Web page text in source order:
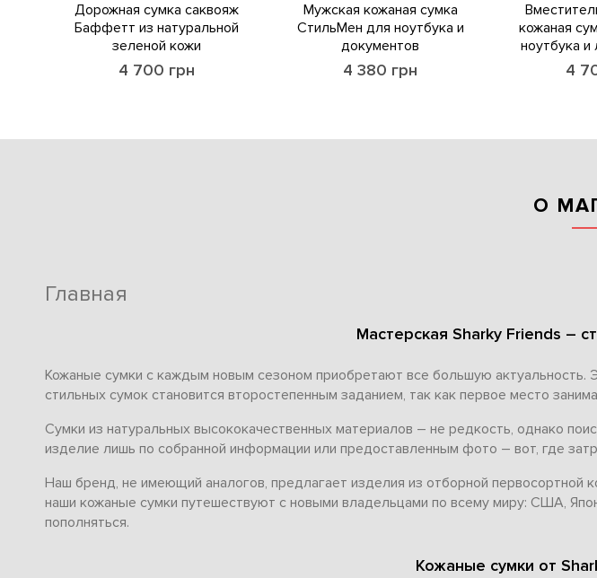
Дорожная сумка саквояж
Баффетт из натуральной
зеленой кожи
4 700 грн
Мужская кожаная сумка
СтильМен для ноутбука и
документов
4 380 грн
кожаная
ноутбука
4
О
Главная
Мастерская Sharky Friends –
Кожаные сумки с каждым новым сезоном приобретают все большую актуальность.
стильных сумок становится второстепенным заданием, так как первое место
Сумки из натуральных высококачественных материалов – не редкость, однако
изделие лишь по собранной информации или предоставленным фото – вот, где
Наш бренд, не имеющий аналогов, предлагает изделия из отборной первосортной
наши кожаные сумки путешествуют с новыми владельцами по всему миру: США,
пополняться.
Кожаные сумки от